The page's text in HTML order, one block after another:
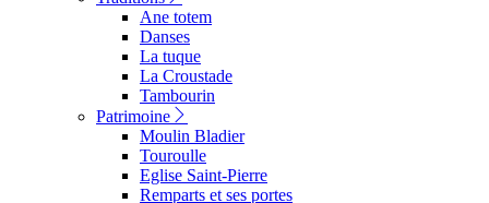
Ane totem
Danses
La tuque
La Croustade
Tambourin
Patrimoine
Moulin Bladier
Touroulle
Eglise Saint-Pierre
Remparts et ses portes